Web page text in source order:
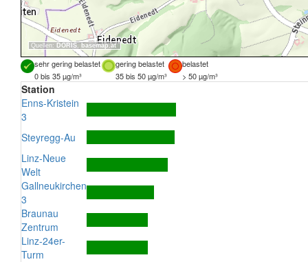
Quellen: DORIS, basemap.at
sehr gering belastet gering belastet
belastet
0 bis 35 µg/m³
35 bis 50 µg/m³ > 50 µg/m³
Station
Enns-Kristein
3
Steyregg-Au
Linz-Neue
Welt
Gallneukirchen
3
Braunau
Zentrum
Linz-24er-
Turm